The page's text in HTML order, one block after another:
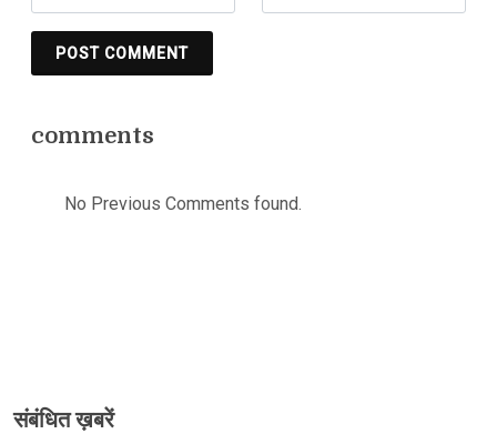
POST COMMENT
comments
No Previous Comments found.
संबंधि‍त ख़बरें